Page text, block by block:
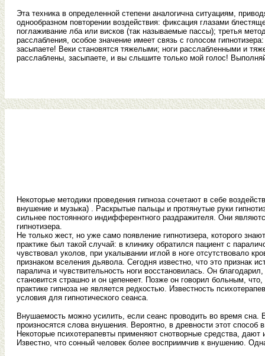
Эта техника в определенной степени аналогична ситуациям,
однообразном повторении воздействия: фиксация глазами
поглаживание лба или висков (так называемые пассы); третья
расслабления, особое значение имеет связь с голосом
засыпаете! Веки становятся тяжелыми; ноги расслабленными и
расслаблены, засыпаете, и вы слышите только мой голос!
Некоторые методики проведения гипноза сочетают в себе
внушение и музыка) . Раскрытые пальцы и протянутые руки
сильнее постоянного индифферентного раздражителя. Они
гипнотизера.
Не только жест, но уже само появление гипнотизера, которого
практике был такой случай: в клинику обратился пациент с
чувствовал уколов, при укалывании иглой в ноге отсутствовало
признаком вселения дьявола. Сегодня известно, что это признак
паралича и чувствительность ноги восстановилась. Он
становится страшно и он цепенеет. Позже он говорил больным,
практике гипноза не является редкостью. Известность
условия для гипнотического сеанса.
Внушаемость можно усилить, если сеанс проводить во время сна.
произносятся слова внушения. Вероятно, в древности этот
Некоторые психотерапевты применяют снотворные средства,
Известно, что сонный человек более восприимчив к внушению.